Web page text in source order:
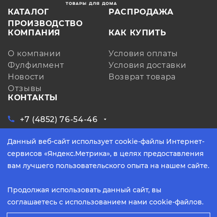
КАТАЛОГ
РАСПРОДАЖА
ПРОИЗВОДСТВО
КОМПАНИЯ
О компании
Фулфилмент
Новости
Отзывы
КАК КУПИТЬ
Условия оплаты
Условия доставки
Возврат товара
КОНТАКТЫ
+7 (4852) 76-54-46
Ярославская обл, д. Кузнечиха, ул.
Индустриальная, д. 6, лит. А, оф. 3
пн - пт, с 9:00 до 17:30 (по МСК)
Данный веб-сайт использует cookie-файлы Интернет-
сервисов «Яндекс.Метрика», в целях предоставления
вам лучшего пользовательского опыта на нашем сайте.
Продолжая использовать данный сайт, вы
соглашаетесь с использованием нами cookie-файлов.